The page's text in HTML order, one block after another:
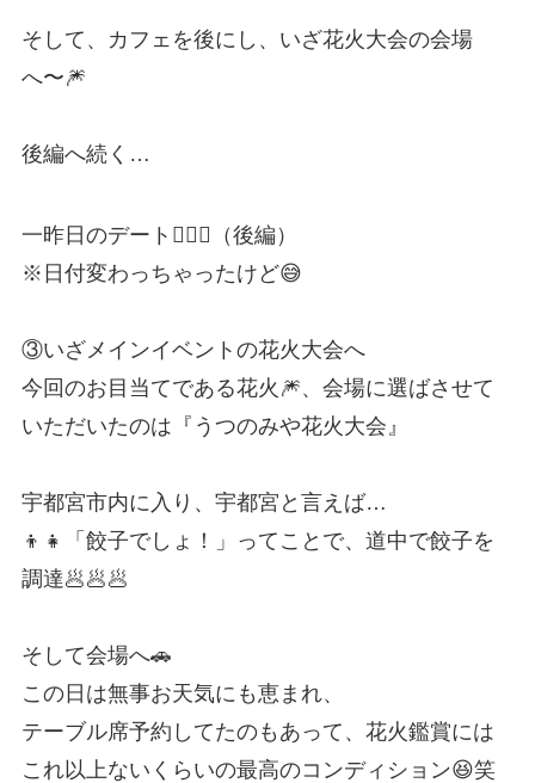
そして、カフェを後にし、いざ花火大会の会場
へ〜🎆
後編へ続く…
一昨日のデート👩‍❤️‍👨（後編）
※日付変わっちゃったけど😅
③いざメインイベントの花火大会へ
今回のお目当てである花火🎆、会場に選ばさせて
いただいたのは『うつのみや花火大会』
宇都宮市内に入り、宇都宮と言えば…
👦👧「餃子でしょ！」ってことで、道中で餃子を
調達🥟🥟🥟
そして会場へ🚗
この日は無事お天気にも恵まれ、
テーブル席予約してたのもあって、花火鑑賞には
これ以上ないくらいの最高のコンディション😆笑